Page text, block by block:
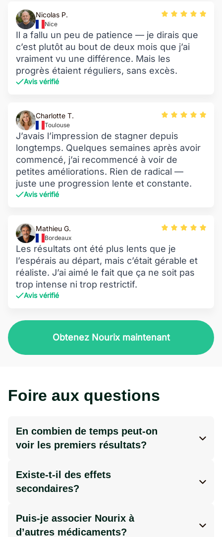
Nicolas P.
Nice
Il a fallu un peu de patience — je dirais que
c’est plutôt au bout de deux mois que j’ai
vraiment vu une différence. Mais les
progrès étaient réguliers, sans excès.
Avis vérifié
Charlotte T.
Toulouse
J’avais l’impression de stagner depuis
longtemps. Quelques semaines après avoir
commencé, j’ai recommencé à voir de
petites améliorations. Rien de radical —
juste une progression lente et constante.
Avis vérifié
Mathieu G.
Bordeaux
Les résultats ont été plus lents que je
l’espérais au départ, mais c’était gérable et
réaliste. J’ai aimé le fait que ça ne soit pas
trop intense ni trop restrictif.
Avis vérifié
Obtenez Nourix maintenant
Foire aux questions
En combien de temps peut-on
voir les premiers résultats?
personne. Certains ressentent un regain
d’énergie en quelques jours, tandis que les
apparaître après plusieurs semaines,
surtout lorsqu’ils sont accompagnés d’une
Existe-t-il des effets
secondaires?
et est bien toléré par la plupart des
utilisateurs. Toutefois, un inconfort digestif
Puis-je associer Nourix à
d’autres médicaments?